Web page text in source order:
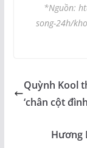
*Nguồn:
song-24h/
Quỳnh Kool
‘chân cột
Hương